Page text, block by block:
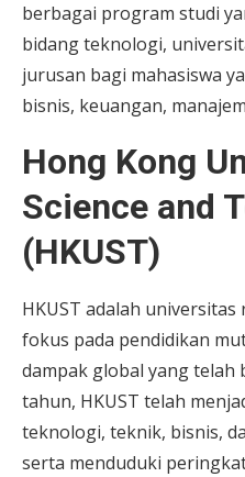
berbagai program studi
bidang teknologi,
jurusan bagi mahasiswa
bisnis, keuangan,
Hong Kong
Science and
(HKUST)
HKUST adalah
fokus pada pendidikan
dampak global yang telah
tahun, HKUST telah
teknologi, teknik, bisnis,
serta menduduki